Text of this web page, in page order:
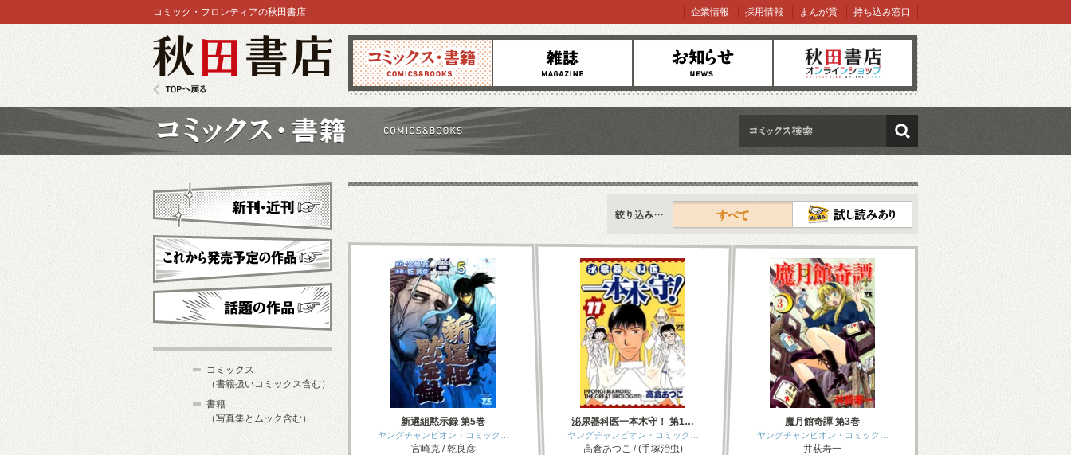
コミックス 雑誌 お知らせ オンラインショップ
コミック・フロンティアの秋田書店 企業情報 採用情報 まんが賞 持ち込み窓口
検索
新刊情報
すべて
新選組黙示録 第5巻
ヤングチャンピオン・コミック…
宮崎克 / 乾良彦
泌尿器科医一本木守！ 第1…
ヤングチャンピオン・コミック…
高倉あつこ / (手塚治虫)
魔月館奇譚 第3巻
ヤングチャンピオン・コミック…
井荻寿一
新刊・近刊
これから発売予定
コミックス
（書籍扱いコミックス含む）
書籍
（写真集とムック含む）